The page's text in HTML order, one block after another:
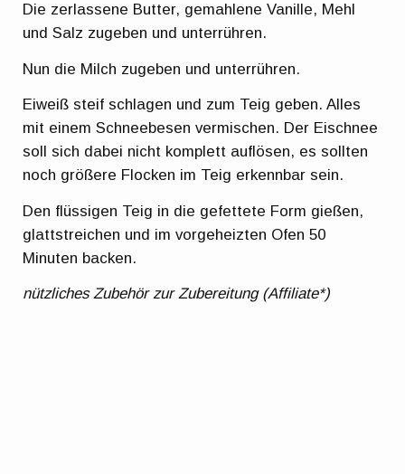
Die zerlassene Butter, gemahlene Vanille, Mehl
und Salz zugeben und unterrühren.
Nun die Milch zugeben und unterrühren.
Eiweiß steif schlagen und zum Teig geben. Alles
mit einem Schneebesen vermischen. Der Eischnee
soll sich dabei nicht komplett auflösen, es sollten
noch größere Flocken im Teig erkennbar sein.
Den flüssigen Teig in die gefettete Form gießen,
glattstreichen und im vorgeheizten Ofen 50
Minuten backen.
nützliches Zubehör zur Zubereitung (Affiliate*)